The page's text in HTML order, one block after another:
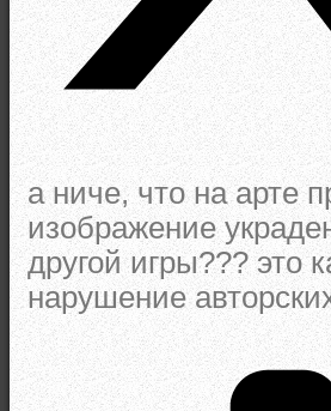
а ниче, что на арте
изображение
другой игры??? это
нарушение